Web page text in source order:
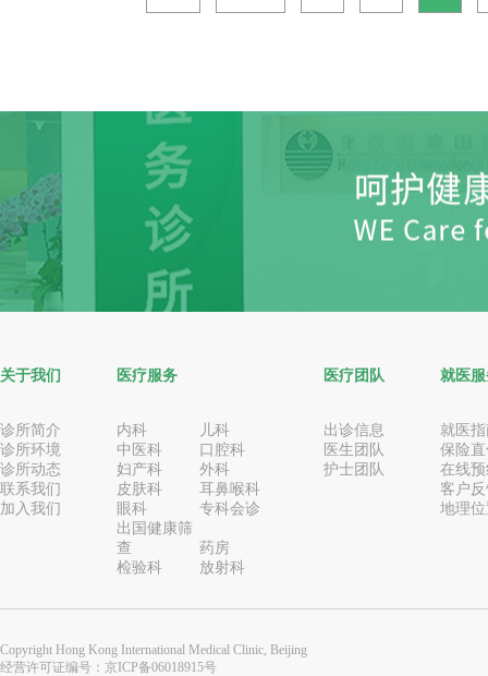
关于我们
诊所简介
诊所环境
诊所动态
联系我们
加入我们
医疗服务
内科
儿科
中医科
口腔科
妇产科
外科
皮肤科
耳鼻喉科
眼科
专科会诊
出国健康筛
查
药房
检验科
放射科
医疗团队
出诊信息
医生团队
护士团队
就医
就医
保险
在线
客户
地理
Copyright Hong Kong International Medical Clinic, Beijing
经营许可证编号： 京ICP备06018915号